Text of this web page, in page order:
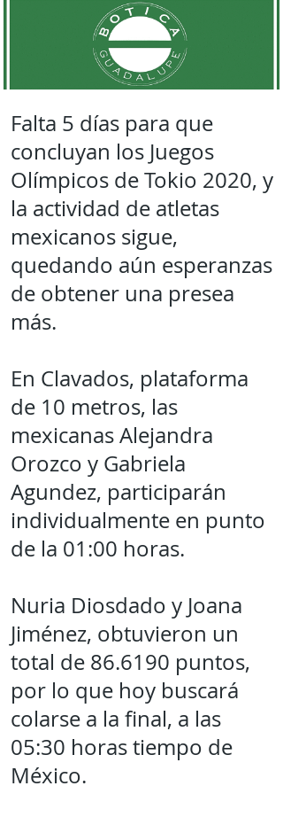
Falta 5 días para que
concluyan los Juegos
Olímpicos de Tokio 2020, y
la actividad de atletas
mexicanos sigue,
quedando aún esperanzas
de obtener una presea
más.
En Clavados, plataforma
de 10 metros, las
mexicanas Alejandra
Orozco y Gabriela
Agundez, participarán
individualmente en punto
de la 01:00 horas.
Nuria Diosdado y Joana
Jiménez, obtuvieron un
total de 86.6190 puntos,
por lo que hoy buscará
colarse a la final, a las
05:30 horas tiempo de
México.